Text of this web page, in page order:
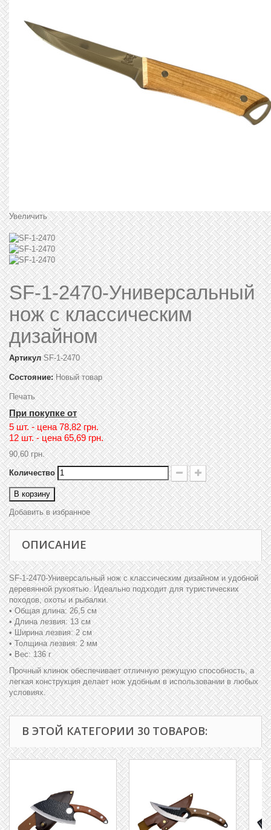
Увеличить
SF-1-2470-Универсальный
нож с классическим
дизайном
Артикул SF-1-2470
Состояние: Новый товар
Печать
При покупке от
5 шт. - цена78,82 грн.
12 шт. - цена65,69 грн.
90,60 грн.
Количество
В корзину
Добавить в избранное
ОПИСАНИЕ
SF-1-2470-Универсальный нож с классическим дизайном и удобной
деревянной рукоятью. Идеально подходит для туристических
походов, охоты и рыбалки.
• Общая длина: 26,5 см
• Длина лезвия: 13 см
• Ширина лезвия: 2 см
• Толщина лезвия: 2 мм
• Вес: 136 г
Прочный клинок обеспечивает отличную режущую способность, а
легкая конструкция делает нож удобным в использовании в любых
условиях.
В ЭТОЙ КАТЕГОРИИ 30 ТОВАРОВ: